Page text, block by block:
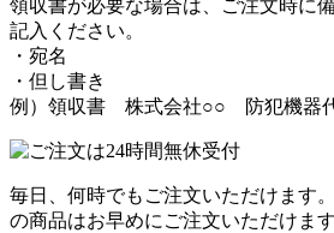
領収書が必要な場合は、ご注文時に
記入ください。
・宛名
・但し書き
例）領収書 株式会社○○ 防犯機器
毎日、何時でもご注文いただけます
の商品はお早めにご注文いただけます